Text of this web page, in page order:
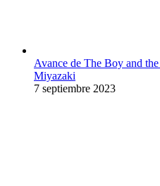
Avance de The Boy and
Miyazaki
7 septiembre 2023